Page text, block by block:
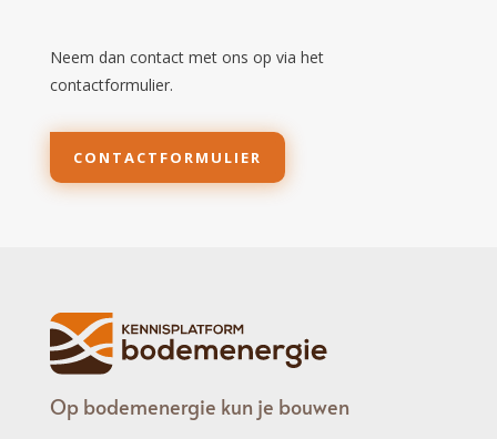
Neem dan contact met ons op via het
contactformulier.
CONTACTFORMULIER
Op bodemenergie kun je bouwen